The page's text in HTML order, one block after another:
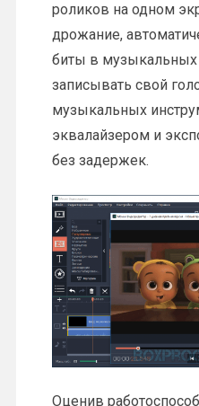
роликов на одном
дрожание,
биты в музыкальных
записывать свой
музыкальных
эквалайзером и
без задержек.
Оценив